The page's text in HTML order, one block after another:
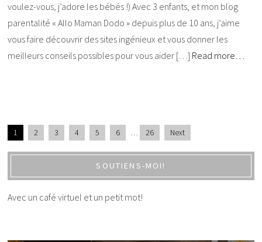
voulez-vous, j’adore les bébés !) Avec 3 enfants, et mon blog
parentalité « Allo Maman Dodo » depuis plus de 10 ans, j’aime
vous faire découvrir des sites ingénieux et vous donner les
meilleurs conseils possibles pour vous aider […] Read more…
1 2 3 4 5 6 … 26 Next
SOUTIENS-MOI!
Avec un café virtuel et un petit mot!